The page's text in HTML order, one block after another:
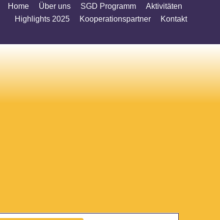
Home Über uns SGD Programm
Aktivitäten
Highlights 2025
Kooperationspartner Kontakt